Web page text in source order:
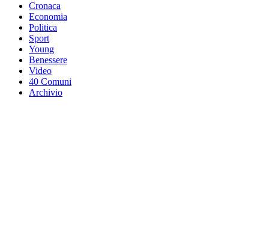
Cronaca
Economia
Politica
Sport
Young
Benessere
Video
40 Comuni
Archivio